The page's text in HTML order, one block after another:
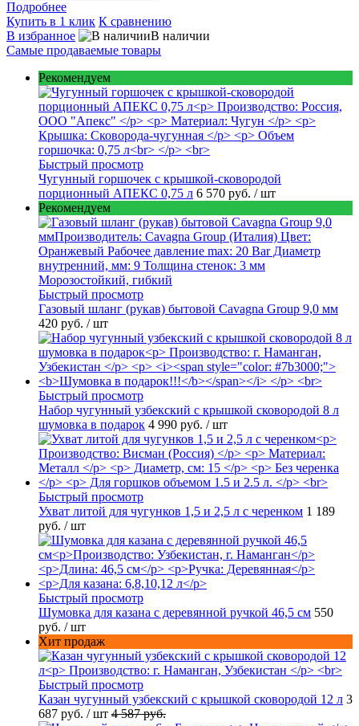
Подробнее
Купить в 1 клик К сравнению
В избранное
В наличии
Самые продаваемые товары
Рекомендуем
Быстрый просмотр
Чугунный горшочек с крышкой-сковородой
порционный АПЕКС 0,75 л 6 570 руб. / шт
Рекомендуем
Быстрый просмотр
Газовый шланг (рукав) бытовой Cavagna Group 9,0 мм
420 руб. / шт
Быстрый просмотр
Набор чугунный узбекский с крышкой сковородой 8 л
шумовка в подарок 4 990 руб. / шт
Быстрый просмотр
Ухват литой для чугунков 1,5 и 2,5 л с черенком 1 189
руб. / шт
Быстрый просмотр
Шумовка для казана с деревянной ручкой 46,5 см 550
руб. / шт
Хит продаж
Быстрый просмотр
Казан чугунный узбекский с крышкой сковородой 12 л 3
687 руб. / шт 4 587 руб.